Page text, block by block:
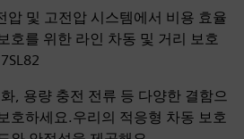
압 및 고전압 시스템에서 비용 효율
호를 위한 라인 차동 및 거리 보호
, 용량 충전 전류 등 다양한 결함으
호하세요.우리의 적응형 차동 보호